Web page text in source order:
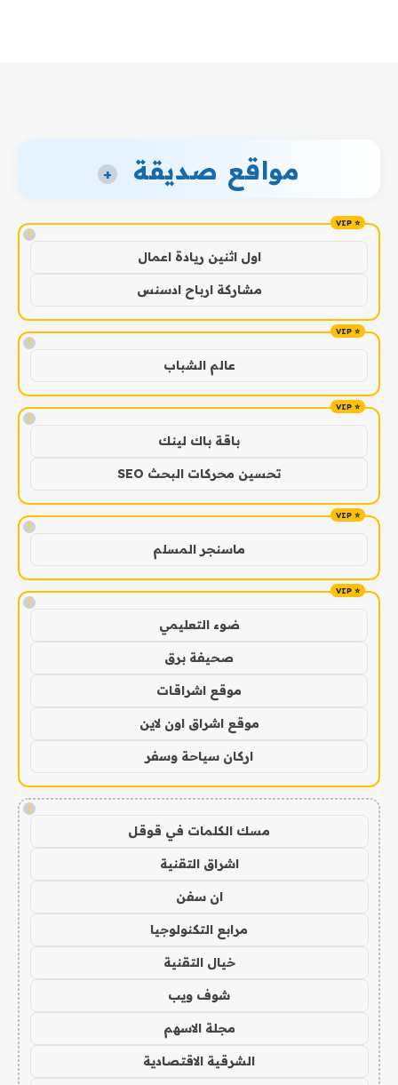
مواقع صديقة +
!
اول اثنين ريادة اعمال
مشاركة ارباح ادسنس
!
عالم الشباب
!
باقة باك لينك
تحسين محركات البحث SEO
!
ماسنجر المسلم
!
ضوء التعليمي
صحيفة برق
موقع اشراقات
موقع اشراق اون لاين
اركان سياحة وسفر
!
مسك الكلمات في قوقل
اشراق التقنية
ان سفن
مرابع التكنولوجيا
خيال التقنية
شوف ويب
مجلة الاسهم
الشرقية الاقتصادية